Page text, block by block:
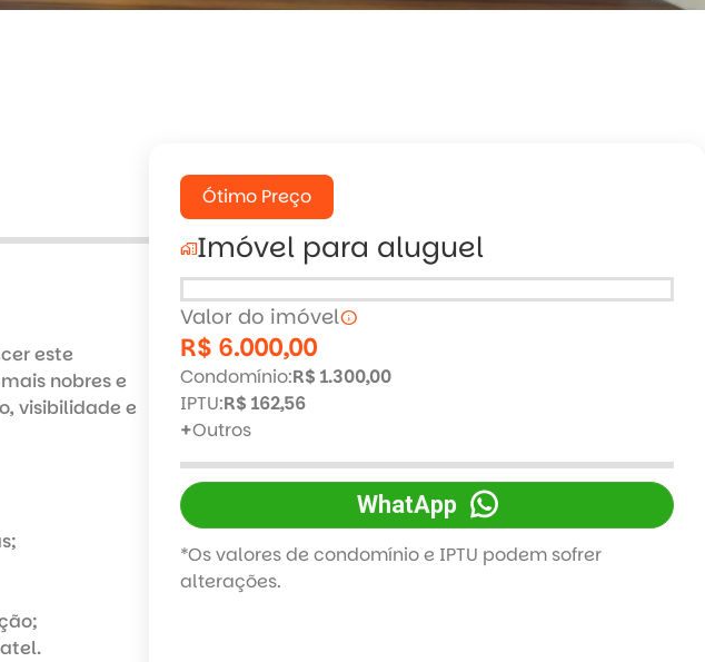
este
nobres e
visibilidade e
Ótimo Preço
home_workImóvel para aluguel
Valor do imóvelinfo
R$ 6.000,00
Condomínio:R$ 1.300,00
IPTU:R$ 162,56
+Outros
WhatApp
*Os valores de condomínio e IPTU podem sofrer
alterações.